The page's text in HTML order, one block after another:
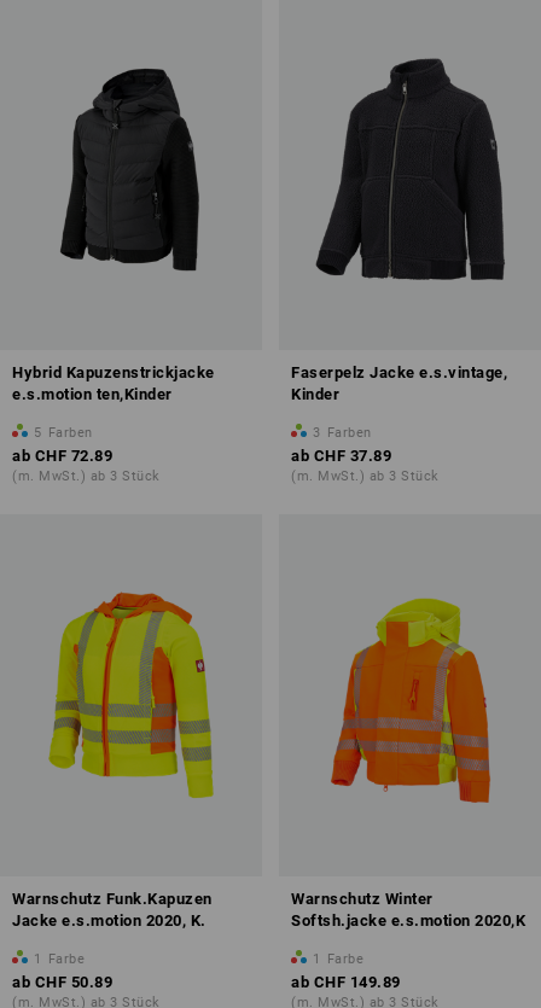
Hybrid Kapuzenstrickjacke
e.s.motion ten,Kinder
5 Farben
ab CHF 72.89
(m. MwSt.) ab 3 Stück
Faserpelz Jacke e.s.vintage,
Kinder
3 Farben
ab CHF 37.89
(m. MwSt.) ab 3 Stück
Warnschutz Funk.Kapuzen
Jacke e.s.motion 2020, K.
1 Farbe
ab CHF 50.89
(m. MwSt.) ab 3 Stück
Warnschutz Winter
Softsh.jacke e.s.motion 2020,K
1 Farbe
ab CHF 149.89
(m. MwSt.) ab 3 Stück